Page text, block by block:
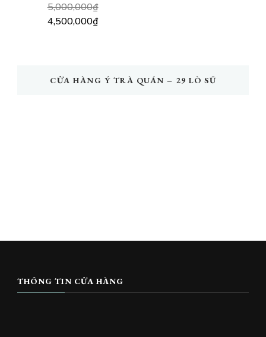
5,000,000₫
4,500,000₫
CỬA HÀNG Ý TRÀ QUÁN – 29 LÒ SŨ
THÔNG TIN CỬA HÀNG